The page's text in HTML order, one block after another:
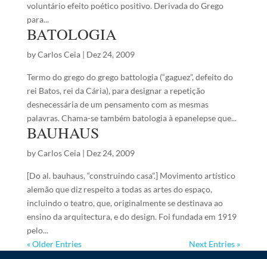
voluntário efeito poético positivo. Derivada do Grego
para...
BATOLOGIA
byCarlos Ceia| Dez 24, 2009
Termo do grego do grego battologia (“gaguez”, defeito do
rei Batos, rei da Cária), para designar a repetição
desnecessária de um pensamento com as mesmas
palavras. Chama-se também batologia à epanelepse que...
BAUHAUS
byCarlos Ceia| Dez 24, 2009
[Do al. bauhaus, “construindo casa”.] Movimento artístico
alemão que diz respeito a todas as artes do espaço,
incluindo o teatro, que, originalmente se destinava ao
ensino da arquitectura, e do design. Foi fundada em 1919
pelo...
« Older Entries
Next Entries »